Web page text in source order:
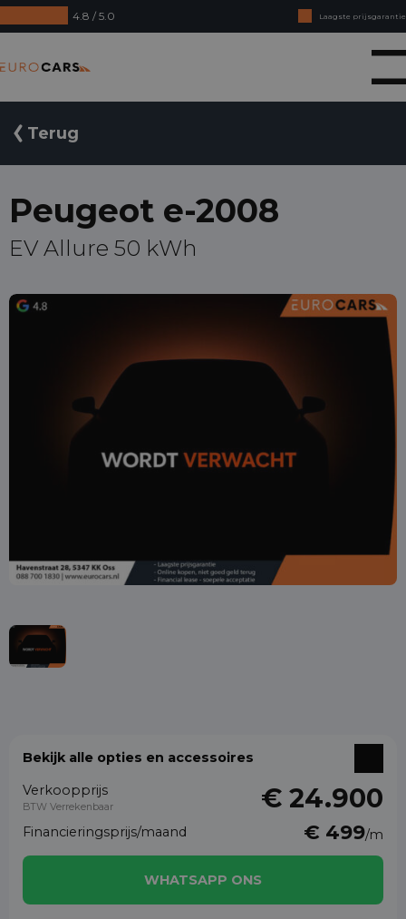
4.8 / 5.0
Laagste prijsgarantie
Online kopen, niet goed geld terug
Financial lease - Soepele acceptatie
Terug
Peugeot e-2008
EV Allure 50 kWh
Bekijk alle opties en accessoires
Verkoopprijs
BTW Verrekenbaar € 24.900
Financieringsprijs/maand € 499/m
WHATSAPP ONS